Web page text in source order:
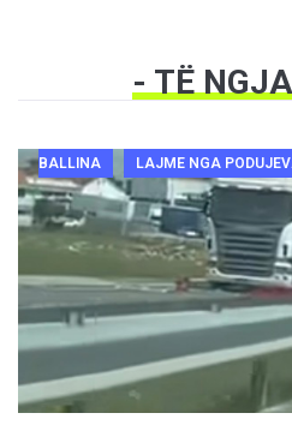
- TË
BALLINA LAJME NGA